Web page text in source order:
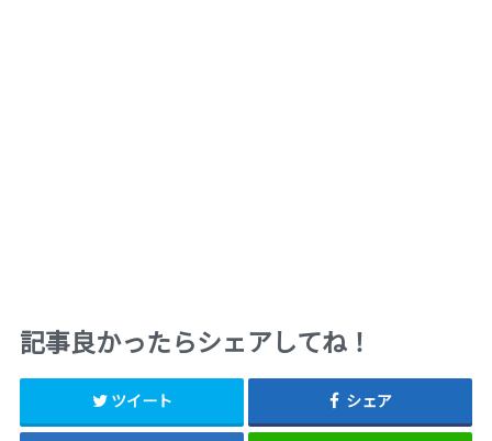
記事良かったらシェアしてね！
ツイート シェア